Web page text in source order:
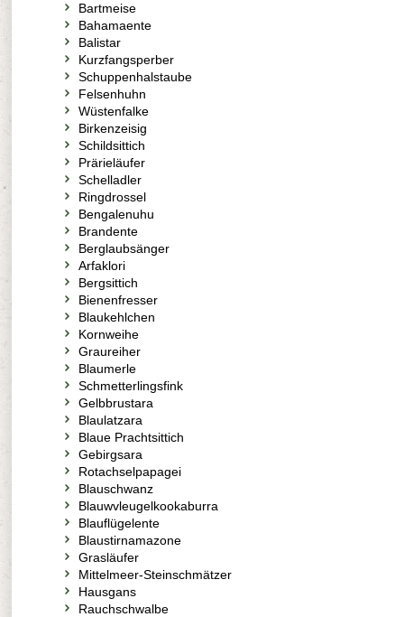
Bartmeise
Bahamaente
Balistar
Kurzfangsperber
Schuppenhalstaube
Felsenhuhn
Wüstenfalke
Birkenzeisig
Schildsittich
Prärieläufer
Schelladler
Ringdrossel
Bengalenuhu
Brandente
Berglaubsänger
Arfaklori
Bergsittich
Bienenfresser
Blaukehlchen
Kornweihe
Graureiher
Blaumerle
Schmetterlingsfink
Gelbbrustara
Blaulatzara
Blaue Prachtsittich
Gebirgsara
Rotachselpapagei
Blauschwanz
Blauwvleugelkookaburra
Blauflügelente
Blaustirnamazone
Grasläufer
Mittelmeer-Steinschmätzer
Hausgans
Rauchschwalbe